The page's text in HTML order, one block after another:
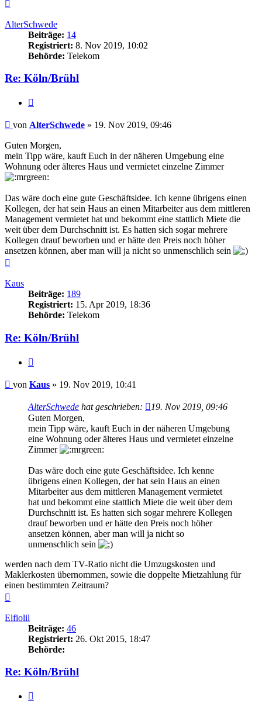
AlterSchwede
Beiträge: 14
Registriert: 8. Nov 2019, 10:02
Behörde: Telekom
Re: Köln/Brühl
Beitrag
von AlterSchwede » 19. Nov 2019, 09:46
Guten Morgen,
mein Tipp wäre, kauft Euch in der näheren Umgebung eine
Wohnung oder älteres Haus und vermietet einzelne Zimmer
Das wäre doch eine gute Geschäftsidee. Ich kenne übrigens einen
Kollegen, der hat sein Haus an einen Mitarbeiter aus dem mittleren
Management vermietet hat und bekommt eine stattlich Miete die
weit über dem Durchschnitt ist. Es hatten sich sogar mehrere
Kollegen drauf beworben und er hätte den Preis noch höher
ansetzen können, aber man will ja nicht so unmenschlich sein
Kaus
Beiträge: 189
Registriert: 15. Apr 2019, 18:36
Behörde: Telekom
Re: Köln/Brühl
Beitrag
von Kaus » 19. Nov 2019, 10:41
AlterSchwede hat geschrieben:
19. Nov 2019, 09:46
Guten Morgen,
mein Tipp wäre, kauft Euch in der näheren Umgebung
eine Wohnung oder älteres Haus und vermietet einzelne
Zimmer
Das wäre doch eine gute Geschäftsidee. Ich kenne
übrigens einen Kollegen, der hat sein Haus an einen
Mitarbeiter aus dem mittleren Management vermietet
hat und bekommt eine stattlich Miete die weit über dem
Durchschnitt ist. Es hatten sich sogar mehrere Kollegen
drauf beworben und er hätte den Preis noch höher
ansetzen können, aber man will ja nicht so
unmenschlich sein
werden nach dem TV-Ratio nicht die Umzugskosten und
Maklerkosten übernommen, sowie die doppelte Mietzahlung für
einen bestimmten Zeitraum?
Elfiolil
Beiträge: 46
Registriert: 26. Okt 2015, 18:47
Behörde:
Re: Köln/Brühl